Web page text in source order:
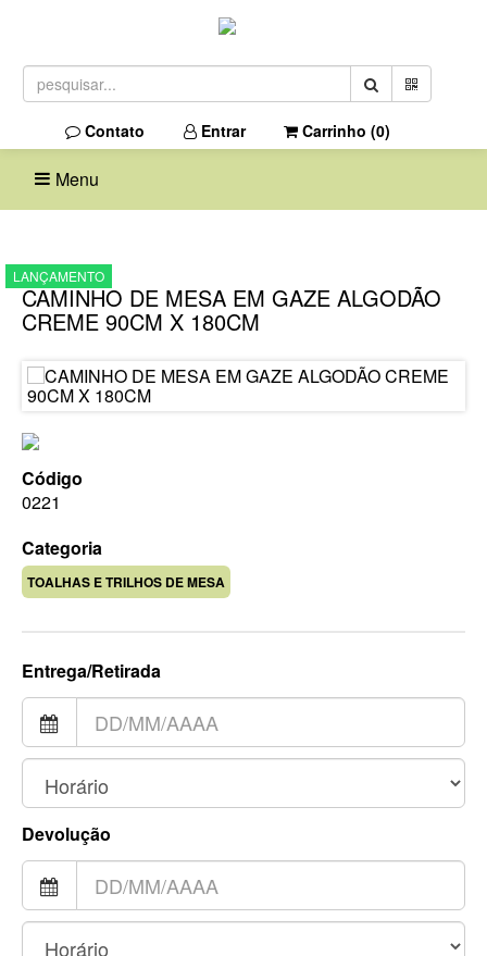
Contato Entrar Carrinho (0)
Menu
CAMINHO DE MESA EM GAZE ALGODÃO
CREME 90CM X 180CM
LANÇAMENTO
Código
0221
Categoria
TOALHAS E TRILHOS DE MESA
Entrega/Retirada
Devolução